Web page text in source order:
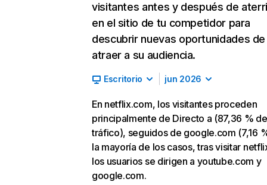
visitantes antes y después de
en el sitio de tu competidor para
descubrir nuevas oportunidades de
atraer a su audiencia.
Escritorio jun 2026
En netflix.com, los visitantes proceden
principalmente de Directo a (87,36 % de
tráfico), seguidos de google.com (7,16
la mayoría de los casos, tras visitar
los usuarios se dirigen a youtube.com y
google.com.